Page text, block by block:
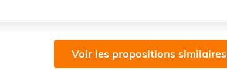
Voir les propositions similaires